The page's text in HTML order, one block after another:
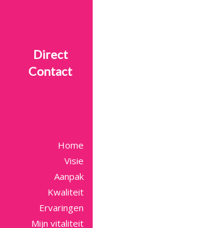
Direct
Contact
Home
Visie
Aanpak
Kwaliteit
Ervaringen
Mijn vitaliteit